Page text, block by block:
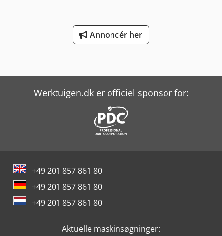
Annoncér her
Werktuigen.dk er officiel sponsor for:
+49 201 857 861 80
+49 201 857 861 80
+49 201 857 861 80
Aktuelle maskinsøgninger: